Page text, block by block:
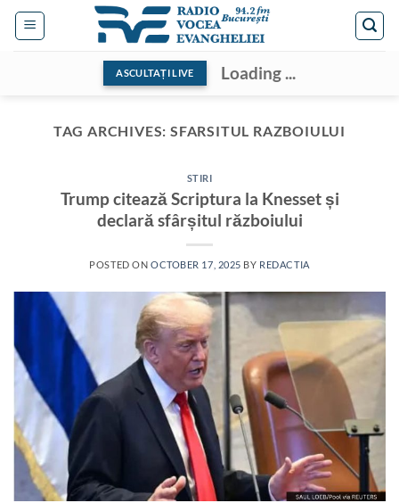
Skip
ASCULTAȚI LIVE Loading ...
TAG ARCHIVES:SFARSITUL RAZBOIULUI
STIRI
Trump citează Scriptura la Knesset și
declară sfârșitul războiului
POSTED ON OCTOBER 17, 2025 BY REDACTIA